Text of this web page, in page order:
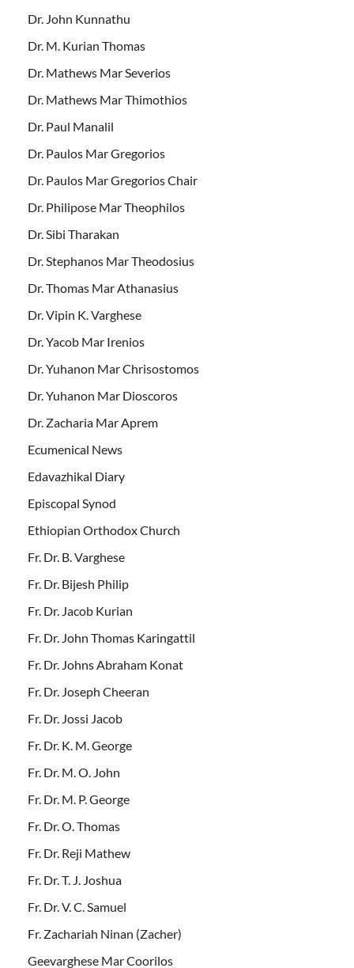
Dr. John Kunnathu
Dr. M. Kurian Thomas
Dr. Mathews Mar Severios
Dr. Mathews Mar Thimothios
Dr. Paul Manalil
Dr. Paulos Mar Gregorios
Dr. Paulos Mar Gregorios Chair
Dr. Philipose Mar Theophilos
Dr. Sibi Tharakan
Dr. Stephanos Mar Theodosius
Dr. Thomas Mar Athanasius
Dr. Vipin K. Varghese
Dr. Yacob Mar Irenios
Dr. Yuhanon Mar Chrisostomos
Dr. Yuhanon Mar Dioscoros
Dr. Zacharia Mar Aprem
Ecumenical News
Edavazhikal Diary
Episcopal Synod
Ethiopian Orthodox Church
Fr. Dr. B. Varghese
Fr. Dr. Bijesh Philip
Fr. Dr. Jacob Kurian
Fr. Dr. John Thomas Karingattil
Fr. Dr. Johns Abraham Konat
Fr. Dr. Joseph Cheeran
Fr. Dr. Jossi Jacob
Fr. Dr. K. M. George
Fr. Dr. M. O. John
Fr. Dr. M. P. George
Fr. Dr. O. Thomas
Fr. Dr. Reji Mathew
Fr. Dr. T. J. Joshua
Fr. Dr. V. C. Samuel
Fr. Zachariah Ninan (Zacher)
Geevarghese Mar Coorilos